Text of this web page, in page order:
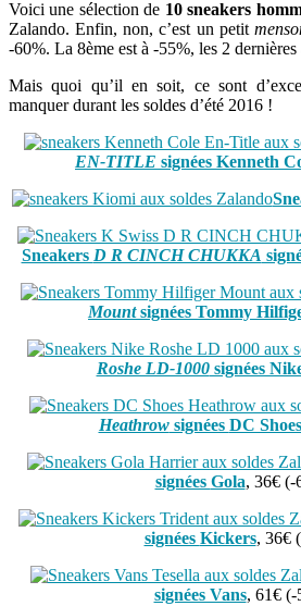
Voici une sélection de 10 sneakers
Zalando. Enfin, non, c’est un petit
-60%. La 8ème est à -55%, les 2 dernières
Mais quoi qu’il en soit, ce sont
manquer durant les soldes d’été 2016 !
EN-TITLE signées Kenneth
Sneakers D R CINCH CHUKKA
Mountsignées Tommy
Roshe LD-1000signées
Heathrowsignées DC Shoes
signées Gola, 36€ (-
signées Kickers, 36€
signées Vans, 61€ (-